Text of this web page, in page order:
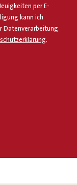
per E-
kann ich
Datenverarbeitung
.